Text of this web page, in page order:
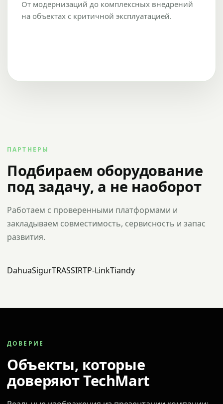
От модернизаций до комплексных внедрений
на объектах с критичной эксплуатацией.
ПАРТНЕРЫ
Подбираем оборудование
под задачу, а не наоборот
Работаем с проверенными платформами и
закладываем совместимость, сервисность и запас
развития.
DahuaSigurTRASSIRTP-LinkTiandy
ДОВЕРИЕ
Объекты, которые
доверяют TechMart